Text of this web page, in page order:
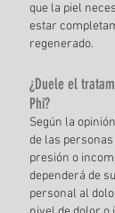
que la piel
estar
regenerado.
¿Duele el
Phi?
Según la
de las
presión o
dependerá de
personal al